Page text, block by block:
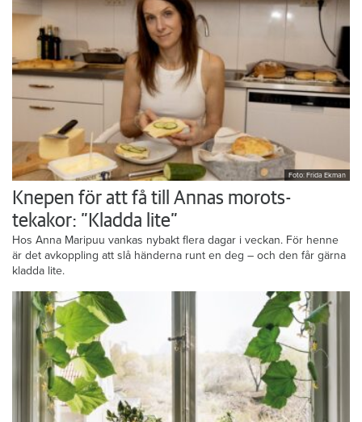
Foto: Frida Ekman
Knepen för att få till Annas morots-
tekakor: ”Kladda lite”
Hos Anna Maripuu vankas nybakt flera dagar i veckan. För henne
är det avkoppling att slå händerna runt en deg – och den får gärna
kladda lite.